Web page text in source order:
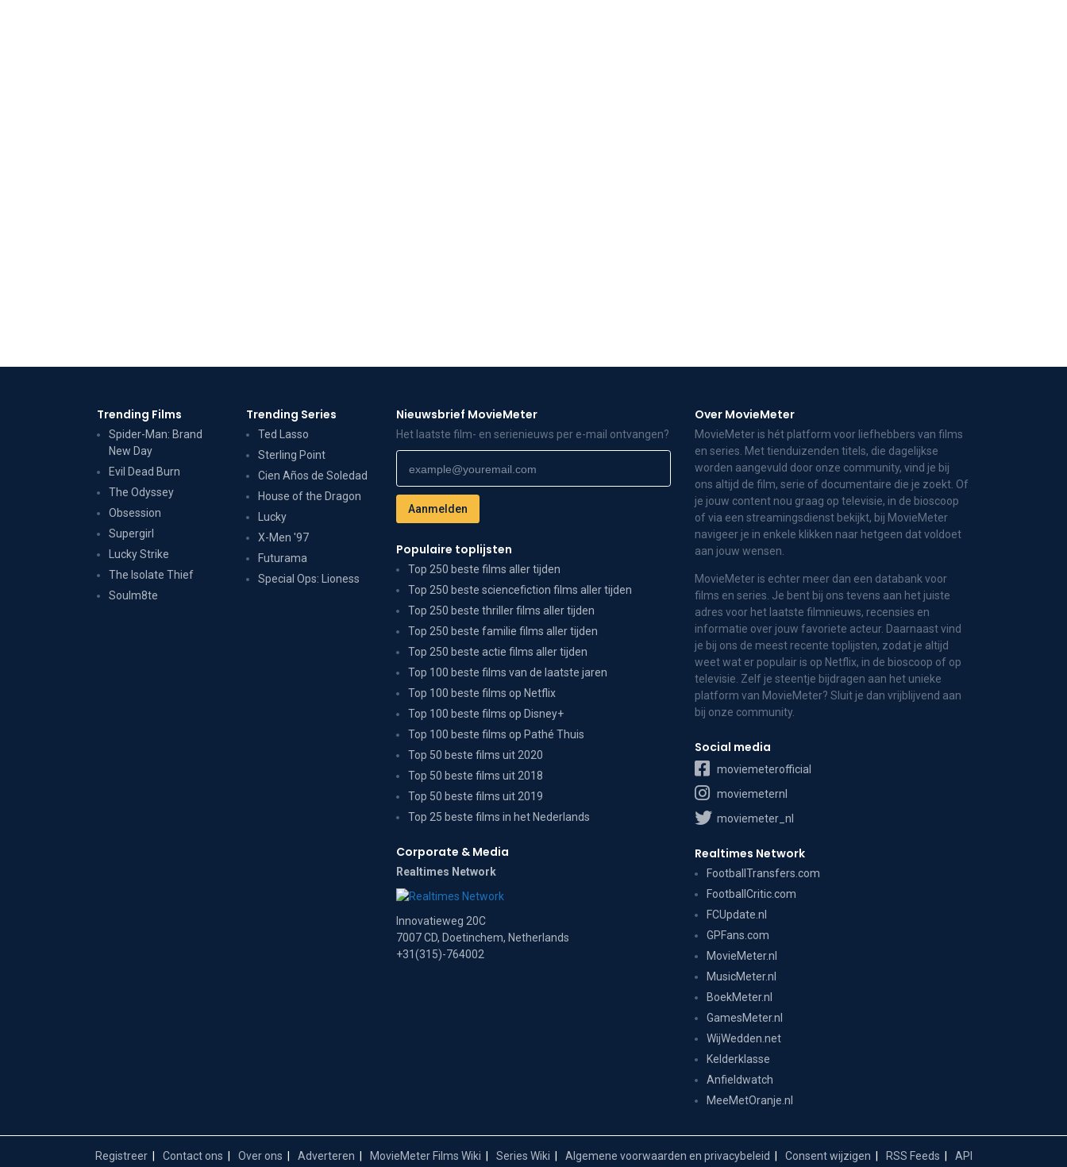
Trending Films
Spider-Man: Brand
New Day
Evil Dead Burn
The Odyssey
Obsession
Supergirl
Lucky Strike
The Isolate Thief
Soulm8te
Trending Series
Ted Lasso
Sterling Point
Cien Años de Soledad
House of the Dragon
Lucky
X-Men '97
Futurama
Special Ops: Lioness
Nieuwsbrief MovieMeter
Het laatste film- en serienieuws per e-mail ontvangen?
Populaire toplijsten
Top 250 beste films aller tijden
Top 250 beste sciencefiction films aller tijden
Top 250 beste thriller films aller tijden
Top 250 beste familie films aller tijden
Top 250 beste actie films aller tijden
Top 100 beste films van de laatste jaren
Top 100 beste films op Netflix
Top 100 beste films op Disney+
Top 100 beste films op Pathé Thuis
Top 50 beste films uit 2020
Top 50 beste films uit 2018
Top 50 beste films uit 2019
Top 25 beste films in het Nederlands
Corporate & Media
Realtimes Network
Innovatieweg 20C
7007 CD, Doetinchem, Netherlands
+31(315)-764002
Over MovieMeter
MovieMeter is hét platform voor liefhebbers van films
en series. Met tienduizenden titels, die dagelijkse
worden aangevuld door onze community, vind je bij
ons altijd de film, serie of documentaire die je zoekt. Of
je jouw content nou graag op televisie, in de bioscoop
of via een streamingsdienst bekijkt, bij MovieMeter
navigeer je in enkele klikken naar hetgeen dat voldoet
aan jouw wensen.
MovieMeter is echter meer dan een databank voor
films en series. Je bent bij ons tevens aan het juiste
adres voor het laatste filmnieuws, recensies en
informatie over jouw favoriete acteur. Daarnaast vind
je bij ons de meest recente toplijsten, zodat je altijd
weet wat er populair is op Netflix, in de bioscoop of op
televisie. Zelf je steentje bijdragen aan het unieke
platform van MovieMeter? Sluit je dan vrijblijvend aan
bij onze community.
Social media
moviemeterofficial
moviemeternl
moviemeter_nl
Realtimes Network
FootballTransfers.com
FootballCritic.com
FCUpdate.nl
GPFans.com
MovieMeter.nl
MusicMeter.nl
BoekMeter.nl
GamesMeter.nl
WijWedden.net
Kelderklasse
Anfieldwatch
MeeMetOranje.nl
Registreer Contact ons Over ons Adverteren MovieMeter Films Wiki Series Wiki Algemene voorwaarden en privacybeleid Consent wijzigen RSS Feeds API